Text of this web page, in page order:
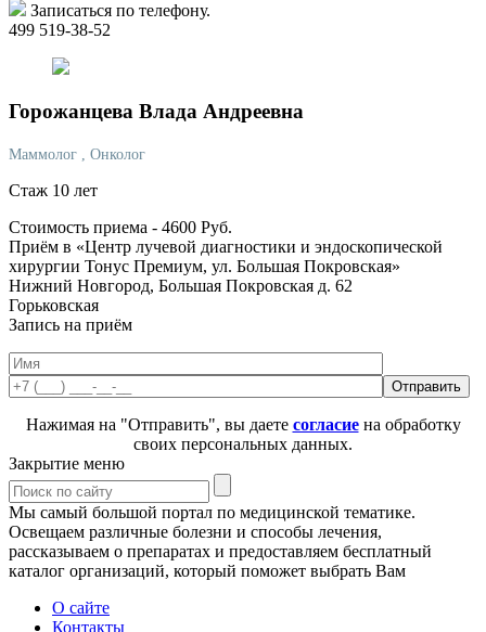
Записаться по телефону.
499 519-38-52
Горожанцева Влада Андреевна
Маммолог , Онколог
Стаж 10 лет
Стоимость приема - 4600 Руб.
Приём в «Центр лучевой диагностики и эндоскопической
хирургии Тонус Премиум, ул. Большая Покровская»
Нижний Новгород, Большая Покровская д. 62
Горьковская
Запись на приём
Нажимая на "Отправить", вы даете согласиена обработку
своих персональных данных.
Закрытие меню
Мы самый большой портал по медицинской тематике.
Освещаем различные болезни и способы лечения,
рассказываем о препаратах и предоставляем бесплатный
каталог организаций, который поможет выбрать Вам
О сайте
Контакты